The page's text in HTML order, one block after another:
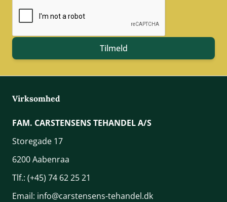
E-mail adresse
Tilmeld
Virksomhed
FAM. CARSTENSENS TEHANDEL A/S
Storegade 17
6200 Aabenraa
Tlf.: (+45) 74 62 25 21
Email: info@carstensens-tehandel.dk